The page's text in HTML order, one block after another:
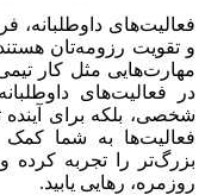
داوطلبانه،
تقویت رزومه‌تان هستند.
مثل کار
فعالیت‌های
بلکه برای آینده
به شما کمک
را تجربه کرده
رهایی یابید.